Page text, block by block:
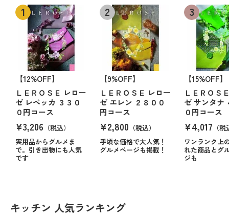
【12%OFF】
ＬＥＲＯＳＥ レロー
ゼ レベッカ ３３０
０円コース
¥3,206 （税込）
実用品からグルメま
で。引き出物にも人気
です
【9%OFF】
ＬＥＲＯＳＥ レロー
ゼ エレン ２８００
円コース
¥2,800 （税込）
手頃な価格で大人気！
グルメページも掲載！
【15%OFF】
ＬＥＲＯＳ
ゼ サンタナ
０円コース
¥4,017 （
ワンランク上
れた商品とグ
ジも
キッチン 人気ランキング